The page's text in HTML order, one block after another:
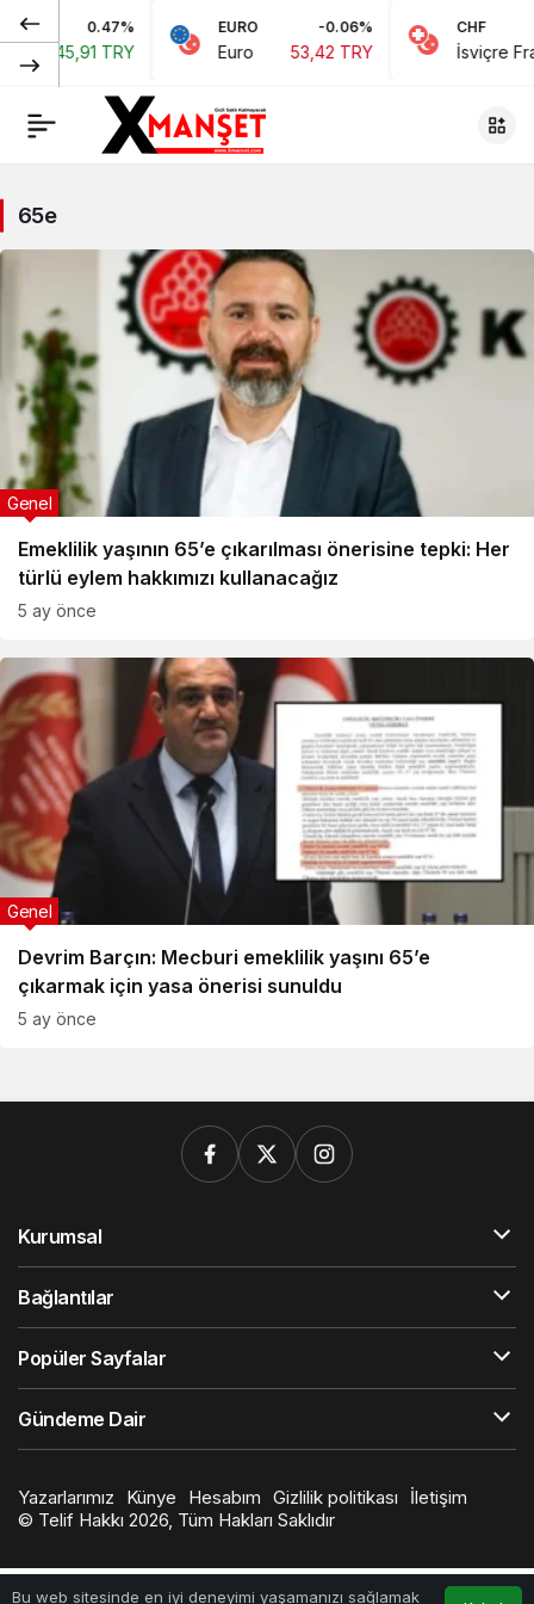
0.47%
45,91 TRY
EURO -0.06%
Euro 53,42 TRY
CHF
İsviçre
65e
Emeklilik yaşının 65’e çıkarılması önerisine tepki: Her
türlü eylem hakkımızı kullanacağız
Genel
5 ay önce
Devrim Barçın: Mecburi emeklilik yaşını 65’e
çıkarmak için yasa önerisi sunuldu
Genel
5 ay önce
Bu web sitesinde en iyi deneyimi yaşamanızı sağlamak
Kurumsal
Bağlantılar
Popüler Sayfalar
Gündeme Dair
Yazarlarımız Künye Hesabım Gizlilik politikası
İletişim
© Telif Hakkı 2026, Tüm Hakları Saklıdır